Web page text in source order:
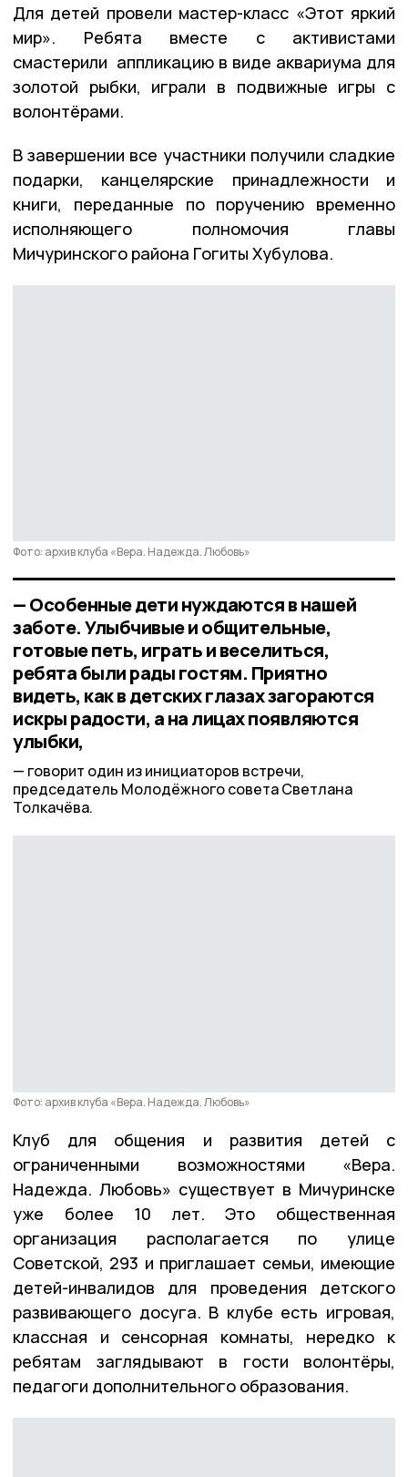
Для детей провели мастер-класс «Этот яркий
мир». Ребята вместе с активистами
смастерили аппликацию в виде аквариума для
золотой рыбки, играли в подвижные игры с
волонтёрами.
В завершении все участники получили сладкие
подарки, канцелярские принадлежности и
книги, переданные по поручению временно
исполняющего полномочия главы
Мичуринского района Гогиты Хубулова.
Фото: архив клуба «Вера. Надежда. Любовь»
— Особенные дети нуждаются в нашей
заботе. Улыбчивые и общительные,
готовые петь, играть и веселиться,
ребята были рады гостям. Приятно
видеть, как в детских глазах загораются
искры радости, а на лицах появляются
улыбки,
говорит один из инициаторов встречи,
председатель Молодёжного совета Светлана
Толкачёва.
Фото: архив клуба «Вера. Надежда. Любовь»
Клуб для общения и развития детей с
ограниченными возможностями «Вера.
Надежда. Любовь» существует в Мичуринске
уже более 10 лет. Это общественная
организация располагается по улице
Советской, 293 и приглашает семьи, имеющие
детей-инвалидов для проведения детского
развивающего досуга. В клубе есть игровая,
классная и сенсорная комнаты, нередко к
ребятам заглядывают в гости волонтёры,
педагоги дополнительного образования.